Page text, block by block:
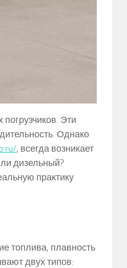
Эти
Однако
, всегда возникает
дизельный?
практику
топлива, плавность
двух типов: